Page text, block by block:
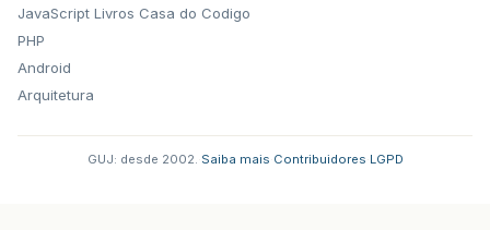
JavaScript
PHP
Android
Arquitetura
Livros Casa do Codigo
GUJ: desde 2002. Saiba mais Contribuidores LGPD